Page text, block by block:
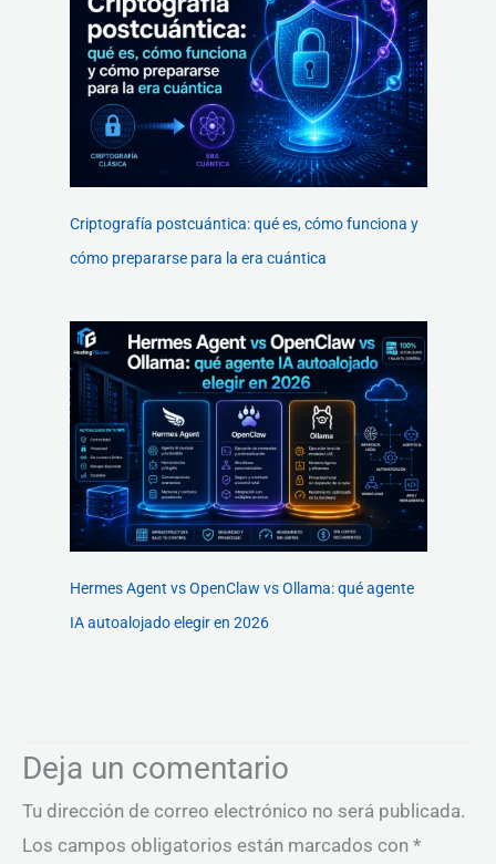
Criptografía postcuántica: qué es, cómo funciona y
cómo prepararse para la era cuántica
Hermes Agent vs OpenClaw vs Ollama: qué agente
IA autoalojado elegir en 2026
Deja un comentario
Tu dirección de correo electrónico no será publicada.
Los campos obligatorios están marcados con *